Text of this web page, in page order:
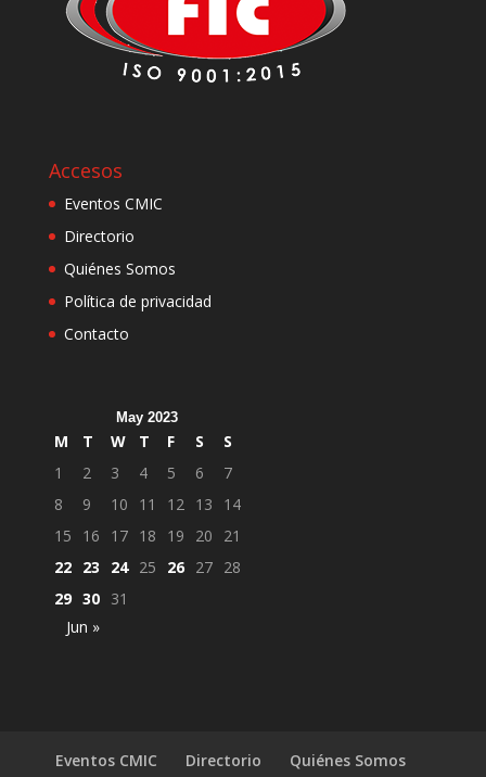
Accesos
Eventos CMIC
Directorio
Quiénes Somos
Política de privacidad
Contacto
May 2023
M T W T F S
S
1
2 3 4 5 6
7
8
9 10 11 12 13
14
15
16 17 18 19 20
21
22 23 24 25 26 27 28
29 30 31
Jun »
Eventos CMIC Directorio
Quiénes Somos